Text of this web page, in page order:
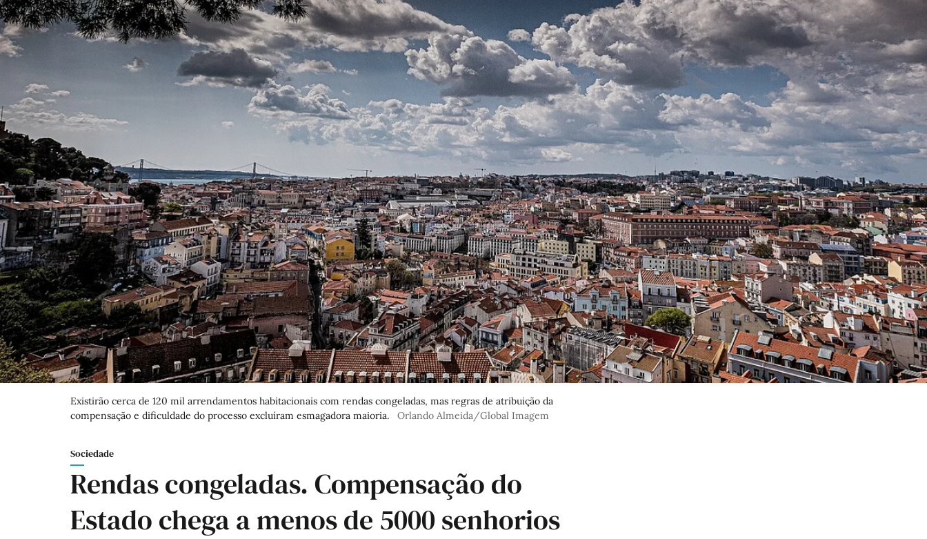
Existirão cerca de 120 mil arrendamentos habitacionais com rendas congeladas, mas regras de atribuição da
compensação e dificuldade do processo excluíram esmagadora maioria.
Orlando Almeida/Global Imagem
Sociedade
Rendas congeladas. Compensação do
Estado chega a menos de 5000 senhorios